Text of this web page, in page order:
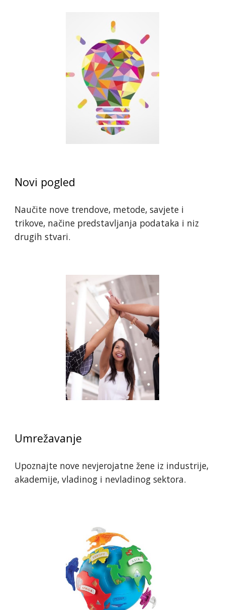
Novi pogled
Naučite nove trendove, metode, savjete i
trikove, načine predstavljanja podataka i niz
drugih stvari.
Umrežavanje
Upoznajte nove nevjerojatne žene iz industrije,
akademije, vladinog i nevladinog sektora.